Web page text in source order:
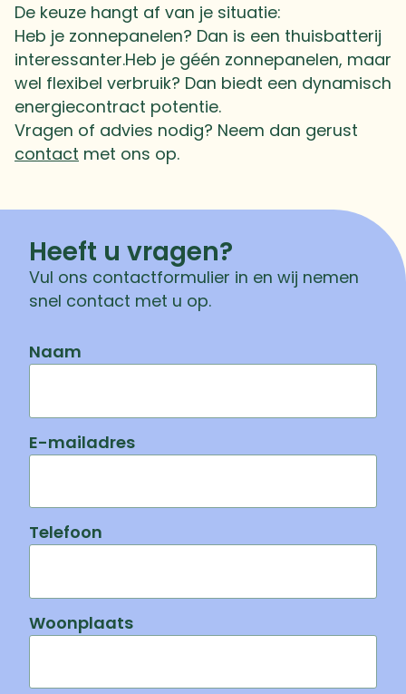
De keuze hangt af van je situatie:
Heb je zonnepanelen? Dan is een thuisbatterij
interessanter.Heb je géén zonnepanelen, maar
wel flexibel verbruik? Dan biedt een dynamisch
energiecontract potentie.
Vragen of advies nodig? Neem dan gerust
contact met ons op.
Heeft u vragen?
Vul ons contactformulier in en wij nemen
snel contact met u op.
Naam
E-mailadres
Telefoon
Woonplaats